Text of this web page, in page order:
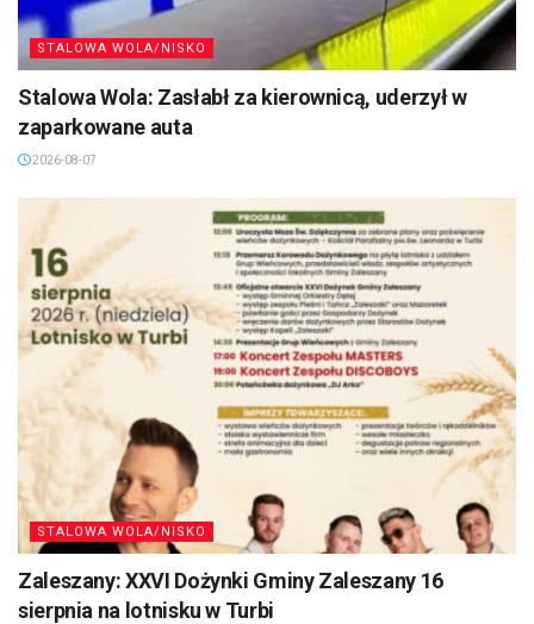
STALOWA WOLA/NISKO
Stalowa Wola: Zasłabł za kierownicą, uderzył w
zaparkowane auta
2026-08-07
STALOWA WOLA/NISKO
Zaleszany: XXVI Dożynki Gminy Zaleszany 16
sierpnia na lotnisku w Turbi